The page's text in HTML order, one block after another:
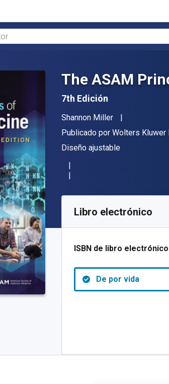
The ASAM
7th Edición
Autor(es)
Shannon Miller
Editor
Publicado por Wolters Kluwer
Formato
Diseño ajustable
SKU:
Libro electrónico
ISBN de libro
De por vida